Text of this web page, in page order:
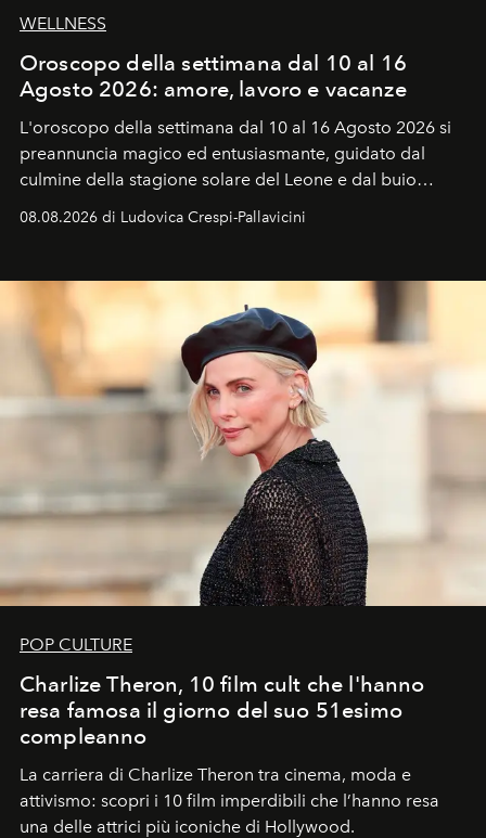
WELLNESS
Oroscopo della settimana dal 10 al 16
Agosto 2026: amore, lavoro e vacanze
L'oroscopo della settimana dal 10 al 16 Agosto 2026 si
preannuncia magico ed entusiasmante, guidato dal
culmine della stagione solare del Leone e dal buio
ideale per la notte delle Perseidi.
08.08.2026 di Ludovica Crespi-Pallavicini
POP CULTURE
Charlize Theron, 10 film cult che l'hanno
resa famosa il giorno del suo 51esimo
compleanno
La carriera di Charlize Theron tra cinema, moda e
attivismo: scopri i 10 film imperdibili che l’hanno resa
una delle attrici più iconiche di Hollywood.